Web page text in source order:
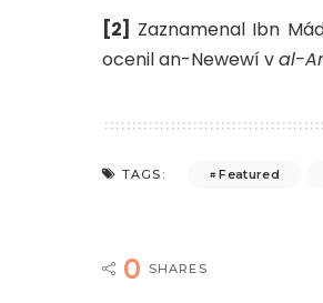
[2] Zaznamenal Ibn
ocenil an-Newewí val-
TAGS: Featured
0 SHARES